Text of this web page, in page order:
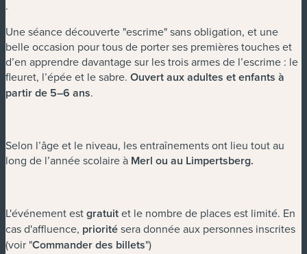
.
Une séance découverte "escrime" sans obligation, et une
belle occasion pour tous de porter ses premières touches et
d’en apprendre davantage sur les trois armes de l’escrime : le
fleuret, l’épée et le sabre. Ouvert aux adultes et enfants à
partir de 5–6 ans.
Selon l’âge et le niveau, les entraînements ont lieu tout au
long de l’année scolaire à Merl ou au Limpertsberg.
L'événement estgratuitet le nombre de places est limité. En
cas d'affluence, prioritésera donnée aux personnes inscrites
(voir "Commander des billets")